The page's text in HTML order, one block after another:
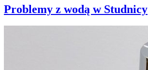
Problemy z wodą w Studnicy